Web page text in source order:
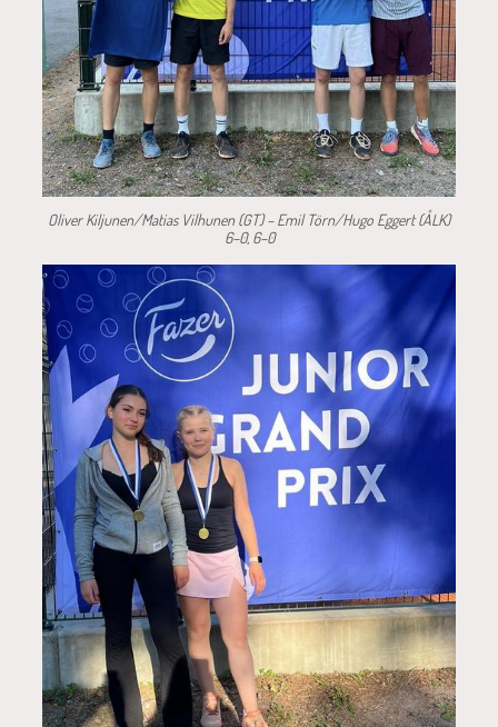
Oliver Kiljunen/Matias Vilhunen (GT) – Emil Törn/Hugo Eggert (ÅLK)
6–0, 6–0